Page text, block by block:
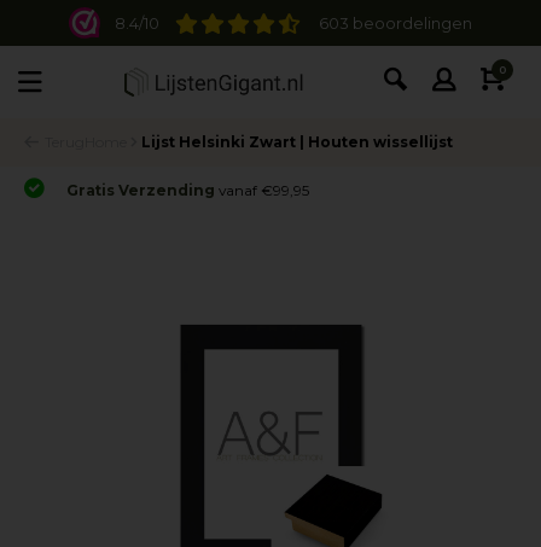
8.4/10 603 beoordelingen
0
Lijst Helsinki Zwart | Houten wissellijst
Gratis Verzending vanaf €99,95